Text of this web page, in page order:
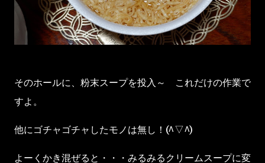
そのホールに、粉末スープを投入～ これだけの作業で
すよ。
他にゴチャゴチャしたモノは無し！(^▽^)
よーくかき混ぜると・・・みるみるクリームスープに変